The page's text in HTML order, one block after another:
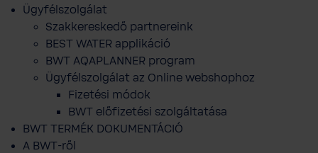
Ügyfélszolgálat
Szakkereskedő partnereink
BEST WATER applikáció
BWT AQAPLANNER program
Ügyfélszolgálat az Online webshophoz
Fizetési módok
BWT előfizetési szolgáltatása
BWT TERMÉK DOKUMENTÁCIÓ
A BWT-ről